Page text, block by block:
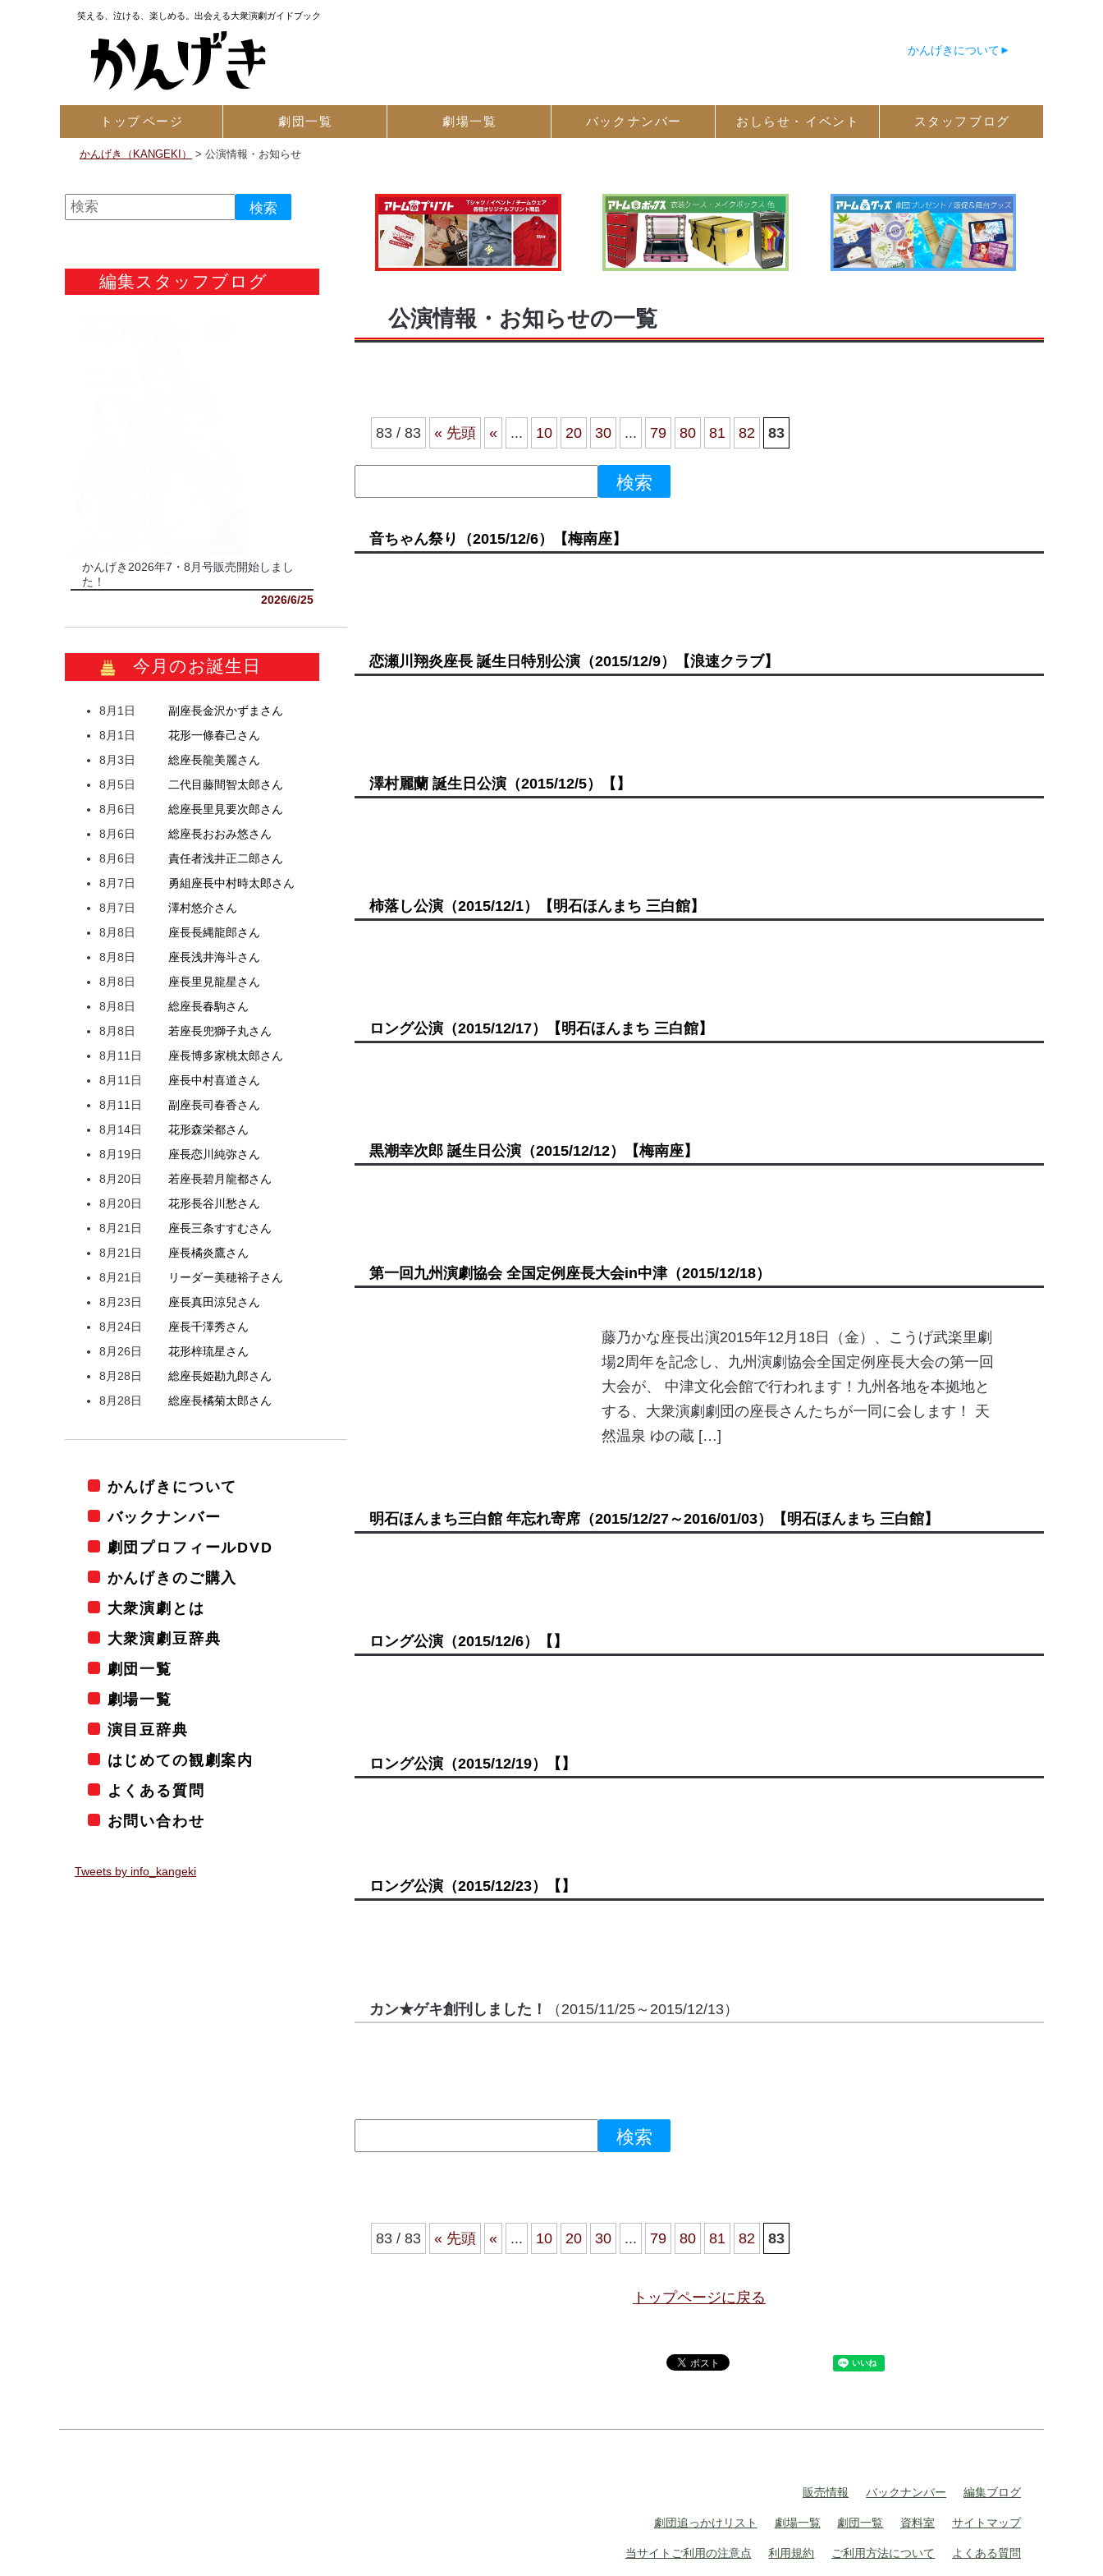
笑える、泣ける、楽しめる。出会える大衆演劇ガイドブック
かんげきについて
トップページ 劇団一覧 劇場一覧 バック ナンバー おしらせ・ イベント スタッフ ブログ
かんげき（KANGEKI） >公演情報・お知らせ
公演情報・お知らせの一覧
83 / 83 « 先頭 « ... 10 20 30 ... 79 80 81 82 83
音ちゃん祭り （2015/12/6） 【梅南座】
恋瀬川翔炎座長 誕生日特別公演（2015/12/9） 【浪速クラブ】
澤村麗蘭 誕生日公演（2015/12/5） 【】
柿落し公演（2015/12/1） 【明石ほんまち 三白館】
ロング公演（2015/12/17） 【明石ほんまち 三白館】
黒潮幸次郎 誕生日公演（2015/12/12） 【梅南座】
第一回九州演劇協会 全国定例座長大会in中津（2015/12/18）
藤乃かな座長出演2015年12月18日（金）、こうげ武楽里劇
場2周年を記念し、九州演劇協会全国定例座長大会の第一回
大会が、 中津文化会館で行われます！九州各地を本拠地と
する、大衆演劇劇団の座長さんたちが一同に会します！ 天
然温泉 ゆの蔵 […]
明石ほんまち三白館 年忘れ寄席（2015/12/27～2016/01/03） 【明石ほんまち 三白館】
ロング公演（2015/12/6） 【】
ロング公演（2015/12/19） 【】
ロング公演（2015/12/23） 【】
カン★ゲキ創刊しました！ （2015/11/25～2015/12/13）
83 / 83 « 先頭 « ... 10 20 30 ... 79 80 81 82 83
トップページに戻る
編集スタッフブログ
かんげき2026年7・8月号販売開始しまし
た！
2026/6/25
今月のお誕生日
8月1日 副座長金沢かずま さん
8月1日
花形一條春己さん
8月3日
総座長龍美麗さん
8月5日
二代目藤間智太郎さん
8月6日
総座長里見要次郎さん
8月6日
総座長おおみ悠さん
8月6日
責任者浅井正二郎さん
8月7日
勇組座長中村時太郎さん
8月7日
澤村悠介さん
8月8日
座長長縄龍郎さん
8月8日
座長浅井海斗さん
8月8日
座長里見龍星さん
8月8日
総座長春駒さん
8月8日
若座長兜獅子丸さん
8月11日
座長博多家桃太郎さん
8月11日
座長中村喜道さん
8月11日
副座長司春香さん
8月14日
花形森栄都さん
8月19日
座長恋川 純弥さん
8月20日
若座長碧月龍都さん
8月20日
花形長谷川 愁さん
8月21日
座長三条すすむさん
8月21日
座長橘炎鷹さん
8月21日
リーダー美穂裕子さん
8月23日
座長真田涼兒さん
8月24日
座長千澤秀さん
8月26日
花形梓琉星さん
8月28日
総座長姫勘九郎さん
8月28日
総座長橘菊太郎さん
かんげきについて
バックナンバー
劇団プロフィールDVD
かんげきのご購入
大衆演劇とは
大衆演劇豆辞典
劇団一覧
劇場一覧
演目豆辞典
はじめての観劇案内
よくある質問
お問い合わせ
Tweets by info_kangeki
販売情報 バックナンバー 編集ブログ
劇団追っかけリスト 劇場一覧 劇団一覧 資料室 サイトマップ
当サイトご利用の注意点 利用規約 ご利用方法について よくある質問